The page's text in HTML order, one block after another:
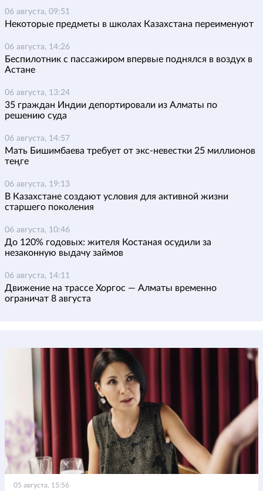
06 августа, 09:51
Некоторые предметы в школах Казахстана переименуют
06 августа, 14:26
Беспилотник с пассажиром впервые поднялся в воздух в
Астане
06 августа, 13:24
35 граждан Индии депортировали из Алматы по
решению суда
06 августа, 14:57
Мать Бишимбаева требует от экс-невестки 25 миллионов
теңге
06 августа, 19:13
В Казахстане создают условия для активной жизни
старшего поколения
06 августа, 10:46
До 120% годовых: жителя Костаная осудили за
незаконную выдачу займов
06 августа, 14:11
Движение на трассе Хоргос — Алматы временно
ограничат 8 августа
05 августа, 15:56